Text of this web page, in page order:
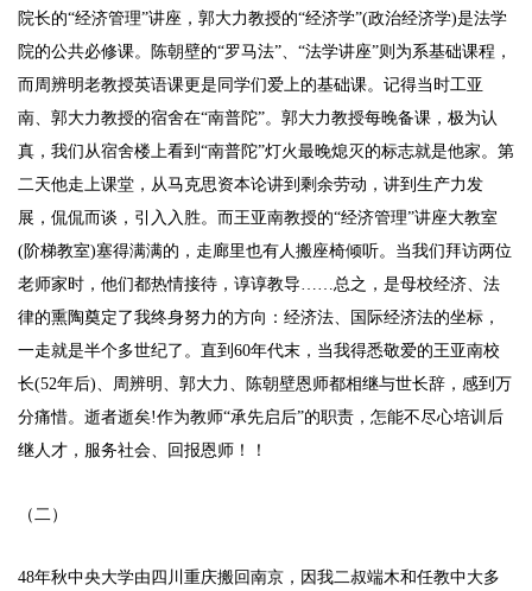
院长的“经济管理”讲座，郭大力教授的“经济学”(政治经济学)是法学
院的公共必修课。陈朝壁的“罗马法”、“法学讲座”则为系基础课程，
而周辨明老教授英语课更是同学们爱上的基础课。记得当时工亚
南、郭大力教授的宿舍在“南普陀”。郭大力教授每晚备课，极为认
真，我们从宿舍楼上看到“南普陀”灯火最晚熄灭的标志就是他家。第
二天他走上课堂，从马克思资本论讲到剩余劳动，讲到生产力发
展，侃侃而谈，引入入胜。而王亚南教授的“经济管理”讲座大教室
(阶梯教室)塞得满满的，走廊里也有人搬座椅倾听。当我们拜访两位
老师家时，他们都热情接待，谆谆教导……总之，是母校经济、法
律的熏陶奠定了我终身努力的方向：经济法、国际经济法的坐标，
一走就是半个多世纪了。直到60年代末，当我得悉敬爱的王亚南校
长(52年后)、周辨明、郭大力、陈朝壁恩师都相继与世长辞，感到万
分痛惜。逝者逝矣!作为教师“承先启后”的职责，怎能不尽心培训后
继人才，服务社会、回报恩师！！
（二）
48年秋中央大学由四川重庆搬回南京，因我二叔端木和任教中大多